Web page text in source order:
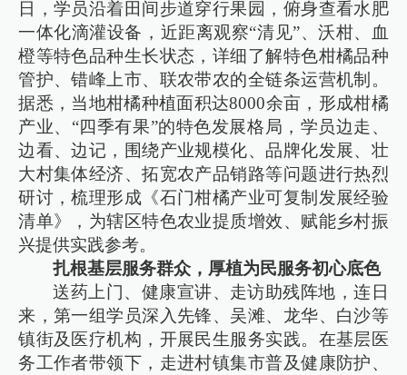
日，学员沿着田间步道穿行果园，俯身查看水肥
一体化滴灌设备，近距离观察“清见”、沃柑、血
橙等特色品种生长状态，详细了解特色柑橘品种
管护、错峰上市、联农带农的全链条运营机制。
据悉，当地柑橘种植面积达8000余亩，形成柑橘
产业、“四季有果”的特色发展格局，学员边走、
边看、边记，围绕产业规模化、品牌化发展、壮
大村集体经济、拓宽农产品销路等问题进行热烈
研讨，梳理形成《石门柑橘产业可复制发展经验
清单》，为辖区特色农业提质增效、赋能乡村振
兴提供实践参考。
扎根基层服务群众，厚植为民服务初心底色
送药上门、健康宣讲、走访助残阵地，连日
来，第一组学员深入先锋、吴滩、龙华、白沙等
镇街及医疗机构，开展民生服务实践。在基层医
务工作者带领下，走进村镇集市普及健康防护、